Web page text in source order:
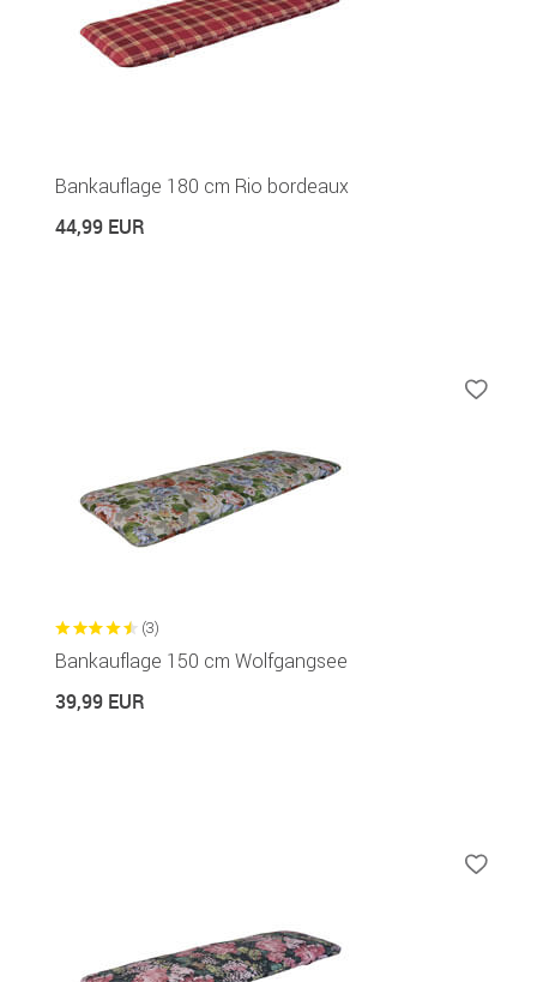
Bankauflage 180 cm Rio bordeaux
44,99 EUR
(3)
Bankauflage 150 cm Wolfgangsee
39,99 EUR